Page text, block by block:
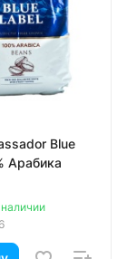
Blue
Арабика